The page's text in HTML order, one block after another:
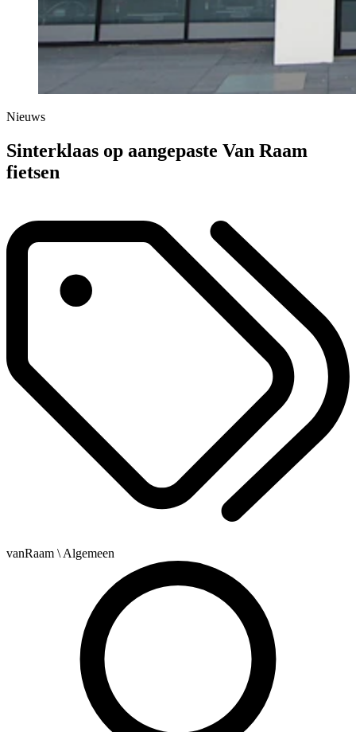
Nieuws
Sinterklaas op aangepaste Van Raam
fietsen
vanRaam \ Algemeen